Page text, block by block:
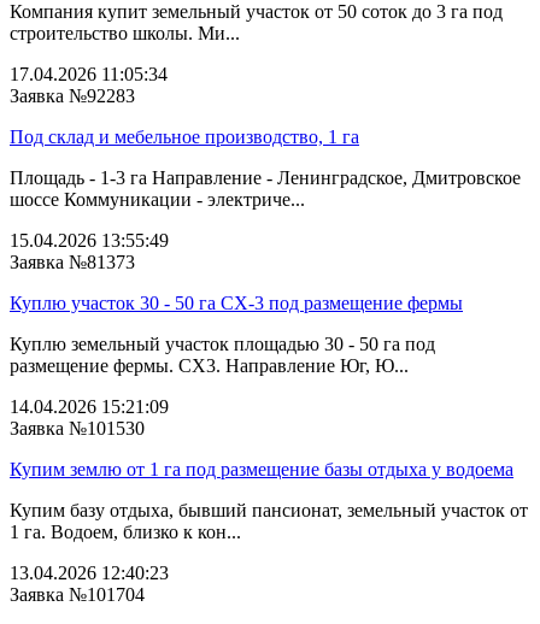
Компания купит земельный участок от 50 соток до 3 га под
строительство школы. Ми...
17.04.2026 11:05:34
Заявка №92283
Под склад и мебельное производство, 1 га
Площадь - 1-3 га Направление - Ленинградское, Дмитровское
шоссе Коммуникации - электриче...
15.04.2026 13:55:49
Заявка №81373
Куплю участок 30 - 50 га СХ-3 под размещение фермы
Куплю земельный участок площадью 30 - 50 га под
размещение фермы. СХ3. Направление Юг, Ю...
14.04.2026 15:21:09
Заявка №101530
Купим землю от 1 га под размещение базы отдыха у водоема
Купим базу отдыха, бывший пансионат, земельный участок от
1 га. Водоем, близко к кон...
13.04.2026 12:40:23
Заявка №101704